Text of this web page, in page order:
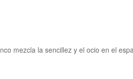
mezcla la sencillez y el ocio en el